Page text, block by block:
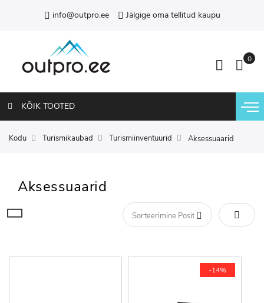
info@outpro.ee Jälgige oma tellitud kaupu
KÕIK TOOTED
Kodu Turismikaubad Turismiinventuurid Aksessuaarid
Aksessuaarid
Määra
-14%